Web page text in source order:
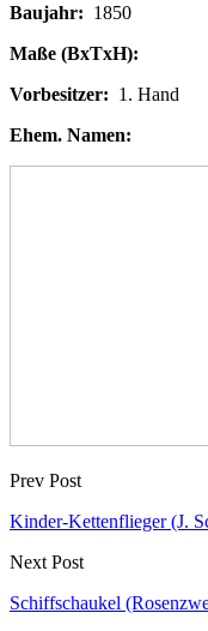
Baujahr: 1850
Maße (BxTxH):
Vorbesitzer: 1. Hand
Ehem. Namen:
Prev Post
Kinder-Kettenflieger (J.
Next Post
Schiffschaukel